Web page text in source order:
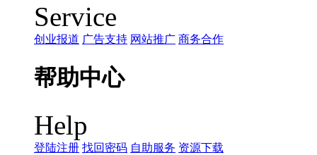
Service
创业报道 广告支持 网站推广 商务合作
帮助中心
Help
登陆注册 找回密码 自助服务 资源下载